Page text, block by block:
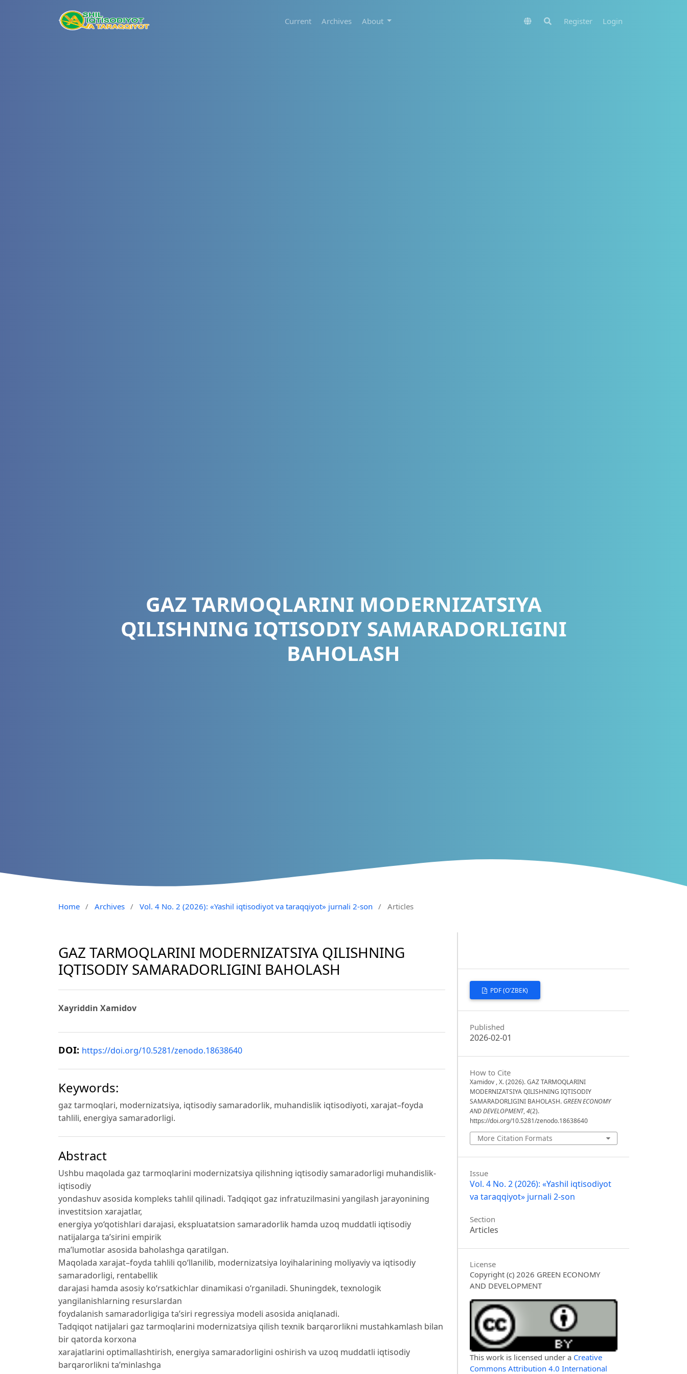
Current Archives About Register Login
GAZ TARMOQLARINI MODERNIZATSIYA
QILISHNING IQTISODIY SAMARADORLIGINI
BAHOLASH
Home / Archives / Vol. 4 No. 2 (2026): «Yashil iqtisodiyot va taraqqiyot» jurnali 2-son / Articles
GAZ TARMOQLARINI MODERNIZATSIYA QILISHNING
IQTISODIY SAMARADORLIGINI BAHOLASH
Xayriddin Xamidov
DOI: https://doi.org/10.5281/zenodo.18638640
Keywords:
gaz tarmoqlari, modernizatsiya, iqtisodiy samaradorlik, muhandislik iqtisodiyoti, xarajat–foyda
tahlili, energiya samaradorligi.
Abstract
Ushbu maqolada gaz tarmoqlarini modernizatsiya qilishning iqtisodiy samaradorligi muhandislik-
iqtisodiy
yondashuv asosida kompleks tahlil qilinadi. Tadqiqot gaz infratuzilmasini yangilash jarayonining
investitsion xarajatlar,
energiya yo‘qotishlari darajasi, ekspluatatsion samaradorlik hamda uzoq muddatli iqtisodiy
natijalarga ta’sirini empirik
ma’lumotlar asosida baholashga qaratilgan.
Maqolada xarajat–foyda tahlili qo‘llanilib, modernizatsiya loyihalarining moliyaviy va iqtisodiy
samaradorligi, rentabellik
darajasi hamda asosiy ko‘rsatkichlar dinamikasi o‘rganiladi. Shuningdek, texnologik
yangilanishlarning resurslardan
foydalanish samaradorligiga ta’siri regressiya modeli asosida aniqlanadi.
Tadqiqot natijalari gaz tarmoqlarini modernizatsiya qilish texnik barqarorlikni mustahkamlash bilan
bir qatorda korxona
xarajatlarini optimallashtirish, energiya samaradorligini oshirish va uzoq muddatli iqtisodiy
barqarorlikni ta’minlashga
PDF (O'ZBEK)
Published
2026-02-01
How to Cite
Xamidov , X. (2026). GAZ TARMOQLARINI
MODERNIZATSIYA QILISHNING IQTISODIY
SAMARADORLIGINI BAHOLASH. GREEN ECONOMY
AND DEVELOPMENT,4(2).
https://doi.org/10.5281/zenodo.18638640
More Citation Formats
Issue
Vol. 4 No. 2 (2026): «Yashil iqtisodiyot
va taraqqiyot» jurnali 2-son
Section
Articles
License
Copyright (c) 2026 GREEN ECONOMY
AND DEVELOPMENT
This work is licensed under a Creative
Commons Attribution 4.0 International